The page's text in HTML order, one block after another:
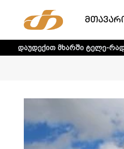
მხარში ტელე-რადიო